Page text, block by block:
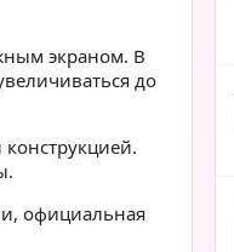
экраном. В
до
официальная